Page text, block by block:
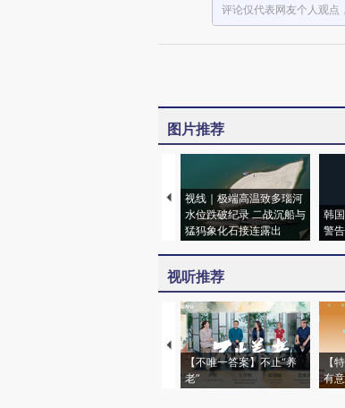
评论仅代表网友个人观点
图片推荐
视线｜极端高温致多瑙河
水位跌破纪录 二战沉船与
猛犸象化石接连露出
韩
警
视听推荐
【不唯一答案】不止“养
老”
【
有